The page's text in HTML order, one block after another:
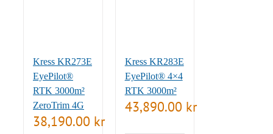
Kress KR273E
EyePilot®
RTK 3000m²
ZeroTrim 4G
38,190.00 kr
Kress KR283E
EyePilot® 4×4
RTK 3000m²
43,890.00 kr